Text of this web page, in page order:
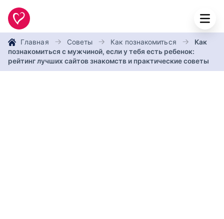
Главная Советы Как познакомиться
Как
познакомиться с мужчиной, если у тебя есть ребенок:
рейтинг лучших сайтов знакомств и практические советы